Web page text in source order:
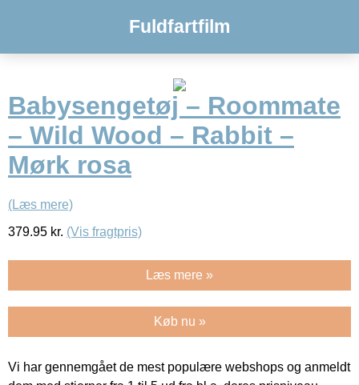
Fuldfartfilm
Babysengetøj – Roommate
– Wild Wood – Rabbit –
Mørk rosa
(Læs mere)
379.95 kr. (Vis fragtpris)
Læs mere »
Køb nu »
Vi har gennemgået de mest populære webshops og anmeldt